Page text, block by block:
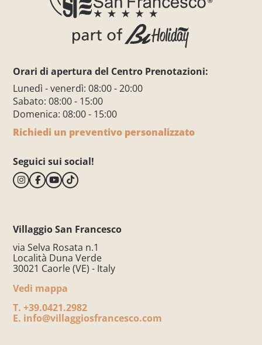
Orari di apertura del Centro Prenotazioni:
Lunedì - venerdì: 08:00 - 20:00
Sabato: 08:00 - 15:00
Domenica: 08:00 - 15:00
Richiedi un preventivo personalizzato
Seguici sui social!
Villaggio San Francesco
via Selva Rosata n.1
Località Duna Verde
30021 Caorle (VE) - Italy
Vedi mappa
T. +39.0421.2982
E. info@villaggiosfrancesco.com